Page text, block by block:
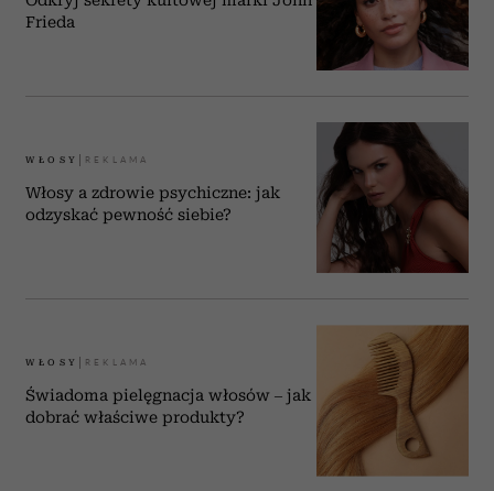
Frieda
WŁOSY
Włosy a zdrowie psychiczne: jak
odzyskać pewność siebie?
WŁOSY
Świadoma pielęgnacja włosów – jak
dobrać właściwe produkty?